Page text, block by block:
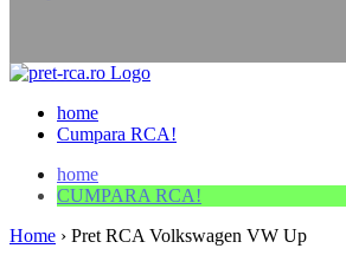
home
Cumpara RCA!
home
CUMPARA RCA!
Home › Pret RCA Volkswagen VW Up